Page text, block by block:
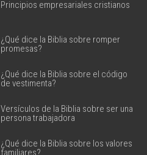
Principios empresariales cristianos
¿Qué dice la Biblia sobre romper
promesas?
¿Qué dice la Biblia sobre el código
de vestimenta?
Versículos de la Biblia sobre ser una
persona trabajadora
¿Qué dice la Biblia sobre los valores
familiares?